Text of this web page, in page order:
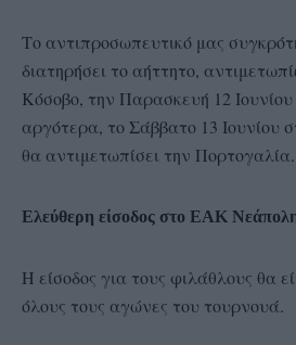
Το αντιπροσωπευτικό μας
διατηρήσει το αήττητο,
Κόσοβο, την Παρασκευή 12
αργότερα, το Σάββατο 13 Ιουνίου
θα αντιμετωπίσει την Πορτογαλία.
Ελεύθερη είσοδος στο ΕΑΚ
Η είσοδος για τους φιλάθλους θα
όλους τους αγώνες του τουρνουά.